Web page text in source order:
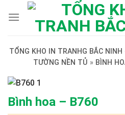
TỔNG KHO IN TRANHG BẮC
TƯỜNG NỀN TỦ » BÌNH
Bình hoa – B760